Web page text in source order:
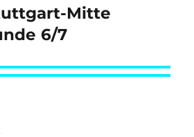
Mitte
6/7